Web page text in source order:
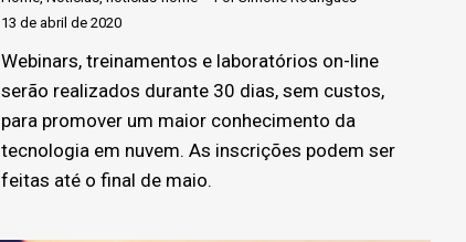
13 de abril de 2020
Webinars, treinamentos e laboratórios on-line
serão realizados durante 30 dias, sem custos,
para promover um maior conhecimento da
tecnologia em nuvem. As inscrições podem ser
feitas até o final de maio.